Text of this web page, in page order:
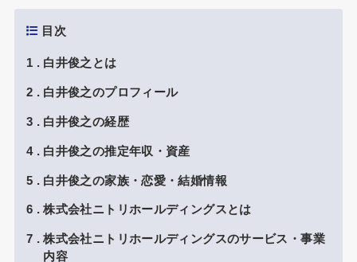
目次
1 白井俊之とは
2 白井俊之のプロフィール
3 白井俊之の経歴
4 白井俊之の推定年収・資産
5 白井俊之の家族・恋愛・結婚情報
6 株式会社ニトリホールディングスとは
7
株式会社ニトリホールディングスのサービス・事業
内容